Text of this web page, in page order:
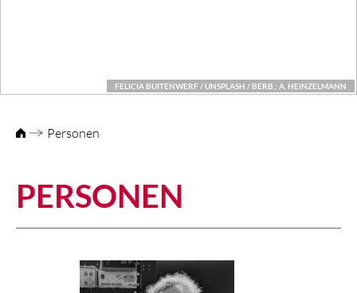
FELICIA BUITENWERF / UNSPLASH / BERB.: A. HEINZELMANN
Personen
PERSONEN